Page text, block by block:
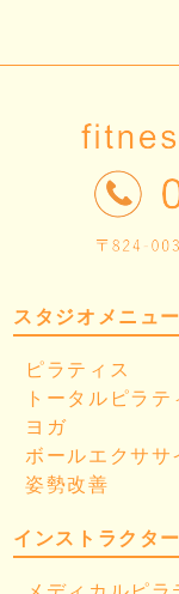
スタジオメニュー
ピラティス
トータルピラテ
ヨガ
ボールエクササ
姿勢改善
インストラクタ